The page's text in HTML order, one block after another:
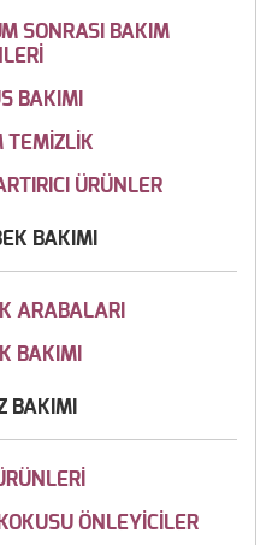
SONRASI BAKIM
BAKIMI
TEMİZLİK
ÜRÜNLER
BAKIMI
ARABALARI
BAKIMI
BAKIMI
ÖNLEYİCİLER